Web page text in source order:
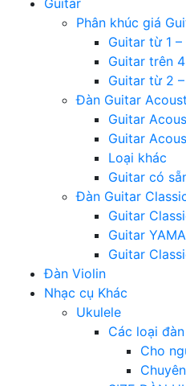
Guitar
Phân khúc giá
Guitar từ 1 –
Guitar trên
Guitar từ 2
Đàn Guitar
Guitar
Guitar
Loại khác
Guitar có
Đàn Guitar
Guitar
Guitar
Guitar
Đàn Violin
Nhạc cụ Khác
Ukulele
Các loại
Cho